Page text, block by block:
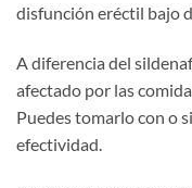
disfunción eréctil bajo
A diferencia del
afectado por las
Puedes tomarlo con o
efectividad.